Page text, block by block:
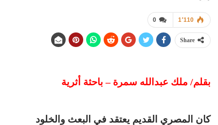
0 1٬110
Share
بقلم/ ملك عبدالله سمرة – باحثة أثرية
كان المصري القديم يعتقد في البعث والخلود